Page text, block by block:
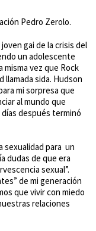
Pedro Zerolo.
gai de la crisis del
un adolescente
misma vez que Rock
sida. Hudson
mi sorpresa que
al mundo que
después terminó
sexualidad para un
dudas de que era
sexual”.
de mi generación
que vivir con miedo
relaciones